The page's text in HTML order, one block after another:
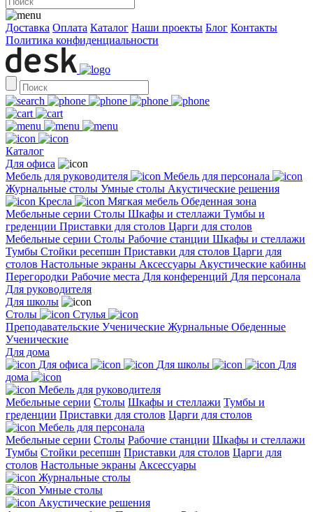
Доставка Оплата Каталог Наши проекты Блог Контакты
Политика конфиденциальности
Каталог
Для офиса
Мебель для руководителя
Мебель для персонала
Журнальные столы Умные столы Акустические решения
Кресла
Мягкая мебель Обеденная зона
Мебельные серии Столы Шкафы и стеллажи Тумбы и
греденции Приставки для столов Царги для столов
Мебельные серии Столы Рабочие станции Шкафы и стеллажи
Тумбы Стойки ресепшн Приставки для столов Царги для
столов Настольные экраны Аксессуары Акустические кабины
Перегородки Рабочие места Для конференций Для персонала
Для руководителя
Для школы
Столы
Стулья
Преподавательские Ученические Журнальные Обеденные
Ученические
Для дома
Для офиса
Для школы
Для
дома
Мебель для руководителя
Мебельные серии Столы Шкафы и стеллажи Тумбы и
греденции Приставки для столов Царги для столов
Мебель для персонала
Мебельные серии Столы Рабочие станции Шкафы и стеллажи
Тумбы Стойки ресепшн Приставки для столов Царги для
столов Настольные экраны Аксессуары
Журнальные столы
Умные столы
Акустические решения